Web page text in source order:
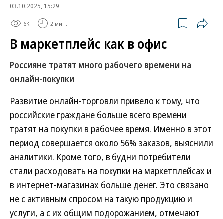
03.10.2025, 15:29
6K 2 мин.
В маркетплейс как в офис
Россияне тратят много рабочего времени на
онлайн-покупки
Развитие онлайн-торговли привело к тому, что
российские граждане больше всего времени
тратят на покупки в рабочее время. Именно в этот
период совершается около 56% заказов, выяснили
аналитики. Кроме того, в будни потребители
стали расходовать на покупки на маркетплейсах и
в интернет-магазинах больше денег. Это связано
не с активным спросом на такую продукцию и
услуги, а с их общим подорожанием, отмечают